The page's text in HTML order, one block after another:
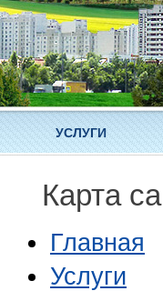
УСЛУГИ
Карта
Главная
Услуги